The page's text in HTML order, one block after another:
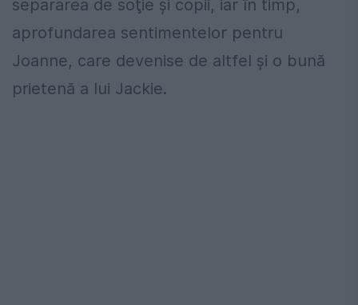
separarea de soţie şi copii, iar în timp,
aprofundarea sentimentelor pentru
Joanne, care devenise de altfel și o bună
prietenă a lui Jackie.